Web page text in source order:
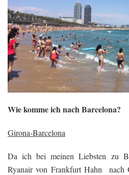
Wie komme ich nach Barcelona?
Girona-Barcelona
Da ich bei meinen Liebsten zu
Ryanair von Frankfurt Hahn nach